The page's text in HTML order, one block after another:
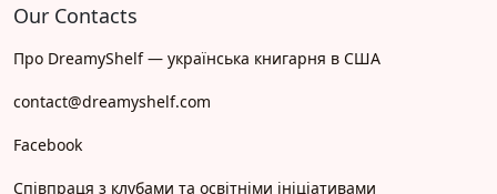
Our Contacts
Про DreamyShelf — українська книгарня в США
contact@dreamyshelf.com
Facebook
Співпраця з клубами та освітніми ініціативами